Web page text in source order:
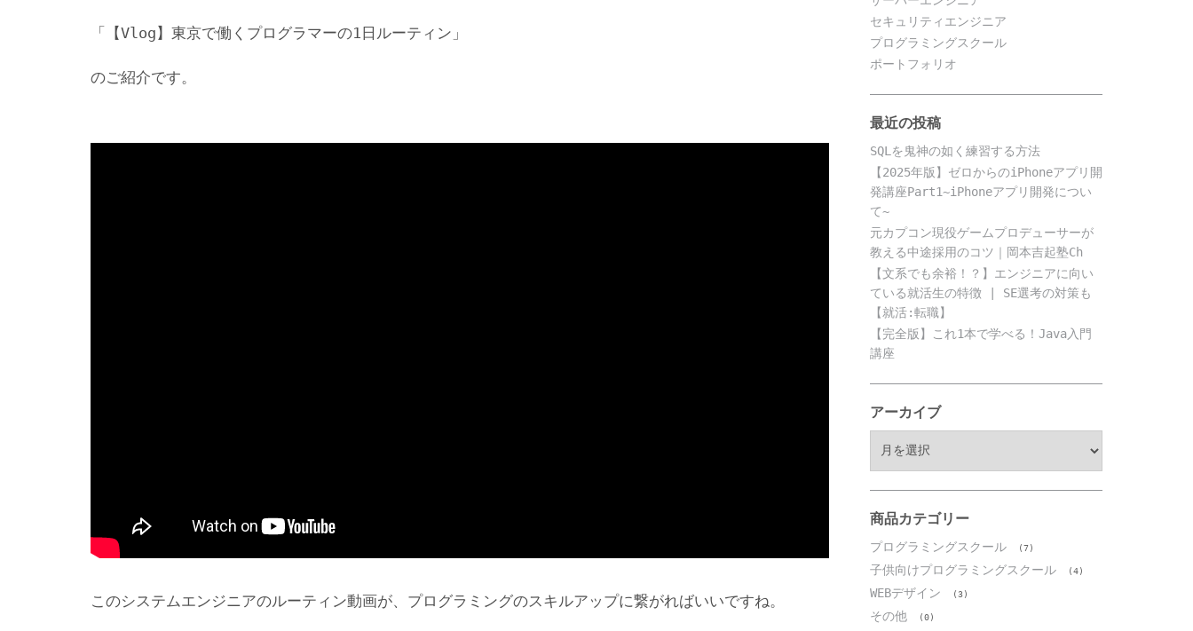
「【Vlog】東京で働くプログラマーの1日ルーティン」
のご紹介です。
このシステムエンジニアのルーティン動画が、プログラミングのスキルアップに繋がればいいですね。
セキュリティエンジニア
プログラミングスクール
ポートフォリオ
最近の投稿
SQLを鬼神の如く練習する方法
【2025年版】ゼロからのiPhoneアプリ開
発講座Part1~iPhoneアプリ開発につい
て~
元カプコン現役ゲームプロデューサーが
教える中途採用のコツ｜岡本吉起塾Ch
【文系でも余裕！？】エンジニアに向い
ている就活生の特徴 | SE選考の対策も
【就活:転職】
【完全版】これ1本で学べる！Java入門
講座
アーカイブ
ブ
商品カテゴリー
プログラミングスクール (7)
子供向けプログラミングスクール (4)
WEBデザイン (3)
その他 (0)